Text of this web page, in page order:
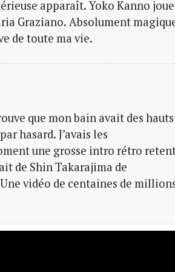
apparaît. Yoko Kanno joue
Graziano. Absolument
de toute ma vie.
que mon bain avait des
J’avais les
une grosse intro rétro
de Shin Takarajima de
Une vidéo de centaines de